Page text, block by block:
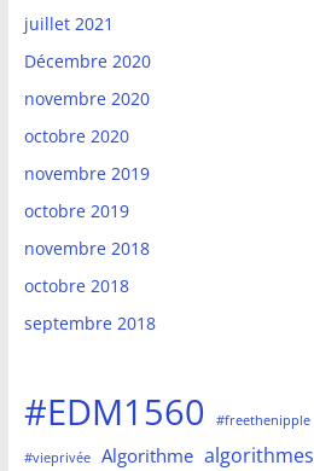
juillet 2021
Décembre 2020
novembre 2020
octobre 2020
novembre 2019
octobre 2019
novembre 2018
octobre 2018
septembre 2018
#EDM1560 #freethenipple
#vieprivée Algorithme algorithmes